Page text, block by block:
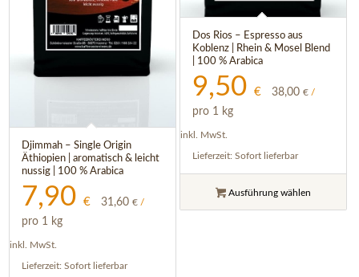
Djimmah – Single Origin
Äthiopien | aromatisch & leicht
nussig | 100 % Arabica
7,90€ 31,60€ /
pro 1 kg
inkl. MwSt.
Lieferzeit:Sofort lieferbar
Dos Rios – Espresso aus
Koblenz | Rhein & Mosel Blend
| 100 % Arabica
9,50 € 38,00 €/
pro 1 kg
inkl. MwSt.
Lieferzeit: Sofort lieferbar
Ausführung wählen